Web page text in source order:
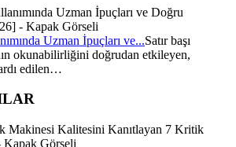
Uzman İpuçları ve...Satır başı
okunabilirliğini doğrudan etkileyen,
edilen…